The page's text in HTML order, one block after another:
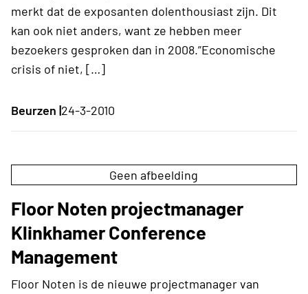
merkt dat de exposanten dolenthousiast zijn. Dit
kan ook niet anders, want ze hebben meer
bezoekers gesproken dan in 2008.”Economische
crisis of niet, […]
Beurzen |24-3-2010
Geen afbeelding
Floor Noten projectmanager
Klinkhamer Conference
Management
Floor Noten is de nieuwe projectmanager van